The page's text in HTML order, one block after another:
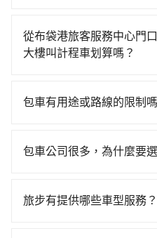
站，叫一輛計程車花費約
高鐵站後，步行進站、現
站、等待車站前排班的計
4位同行，高鐵加轉乘之平
大城市的200倍。縱使幸運
時不需要閉目養神（因為
當天就要來回，那在嘉義
港旅客服務中心門口前路
的每小時40元路邊停車費
體驗較差的車款，如果人
從布袋港旅客服務中心門
大樓叫計程車划算嗎？
灣大車隊。依照里程跳錶
程車約330輛，計程車密度
議價，建議最好先上網預
包車有用途或路線的限制
惠國大樓或是全台灣任何
務出差、貴賓來訪、寵物
包車公司很多，為什麼要
策也是完全透明的，不會
旅步有提供哪些車型服務